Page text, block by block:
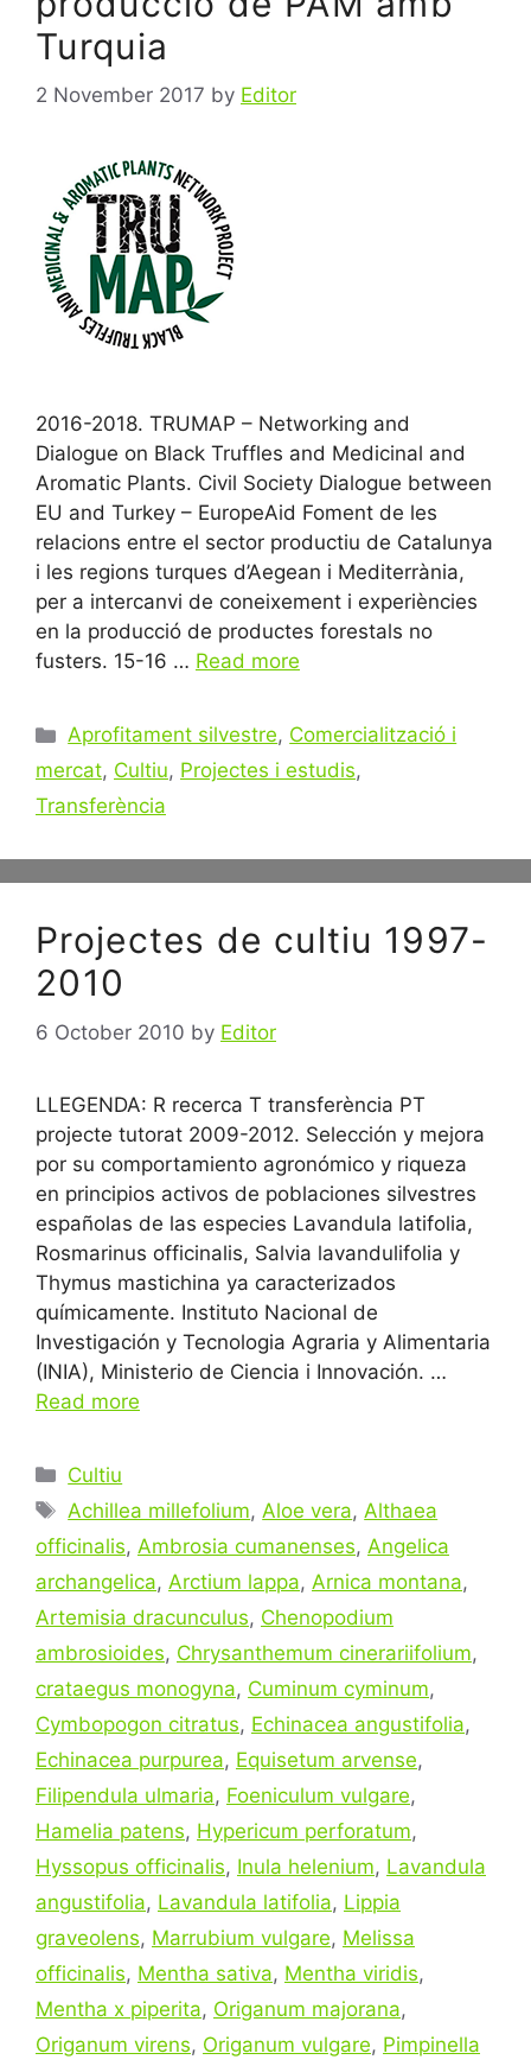
Turquia
2 November 2017 by Editor
2016-2018. TRUMAP – Networking and
Dialogue on Black Truffles and Medicinal and
Aromatic Plants. Civil Society Dialogue between
EU and Turkey – EuropeAid Foment de les
relacions entre el sector productiu de Catalunya
i les regions turques d’Aegean i Mediterrània,
per a intercanvi de coneixement i experiències
en la producció de productes forestals no
fusters. 15-16 … Read more
Categories
Aprofitament silvestre, Comercialització i
mercat, Cultiu, Projectes i estudis,
Transferència
Projectes de cultiu 1997-
2010
6 October 2010 by Editor
LLEGENDA: R recerca T transferència PT
projecte tutorat 2009-2012. Selección y mejora
por su comportamiento agronómico y riqueza
en principios activos de poblaciones silvestres
españolas de las especies Lavandula latifolia,
Rosmarinus officinalis, Salvia lavandulifolia y
Thymus mastichina ya caracterizados
químicamente. Instituto Nacional de
Investigación y Tecnologia Agraria y Alimentaria
(INIA), Ministerio de Ciencia i Innovación. …
Read more
Categories
Cultiu
Tags
Achillea millefolium, Aloe vera, Althaea
officinalis, Ambrosia cumanenses, Angelica
archangelica, Arctium lappa, Arnica montana,
Artemisia dracunculus, Chenopodium
ambrosioides, Chrysanthemum cinerariifolium,
crataegus monogyna, Cuminum cyminum,
Cymbopogon citratus, Echinacea angustifolia,
Echinacea purpurea, Equisetum arvense,
Filipendula ulmaria, Foeniculum vulgare,
Hamelia patens, Hypericum perforatum,
Hyssopus officinalis, Inula helenium, Lavandula
angustifolia, Lavandula latifolia, Lippia
graveolens, Marrubium vulgare, Melissa
officinalis, Mentha sativa, Mentha viridis,
Mentha x piperita, Origanum majorana,
Origanum virens, Origanum vulgare, Pimpinella